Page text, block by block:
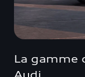
La gamme